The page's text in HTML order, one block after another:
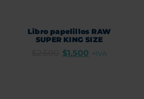
Libro papelillos RAW
SUPER KING SIZE
$1.500 +IVA